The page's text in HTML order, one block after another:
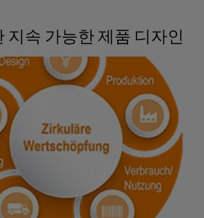
지속 가능한 제품 디자인